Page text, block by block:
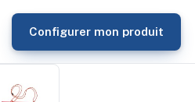
Configurer mon produit